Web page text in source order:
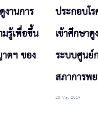
านการ
รู้เพื่อขึ้น
ตฯ ของ
ประกอบโ
เข้าศึกษา
ระบบศูนย์
สภาการพ
28 May 2019